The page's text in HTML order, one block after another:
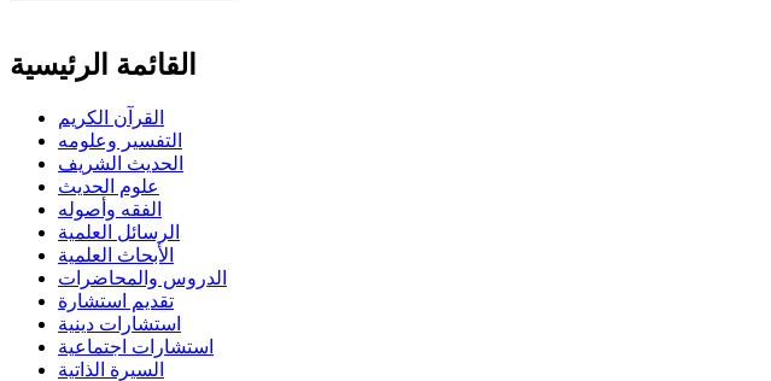
القائمة الرئيسية
القرآن الكريم
التفسير وعلومه
الحديث الشريف
علوم الحديث
الفقه وأصوله
الرسائل العلمية
الأبحاث العلمية
الدروس والمحاضرات
تقديم استشارة
استشارات دينية
استشارات اجتماعية
السيرة الذاتية